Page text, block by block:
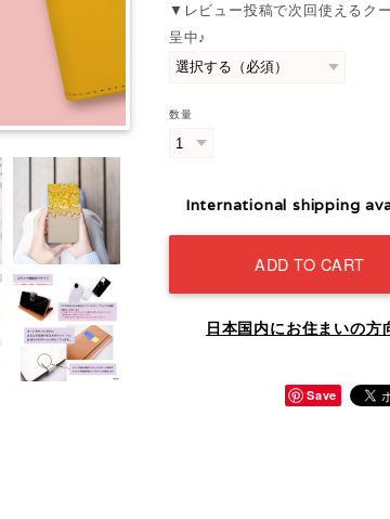
▼レビュー投稿で次回使えるク
呈中♪
数量
International shipping
ADD TO CART
日本国内にお住まいの方
Save